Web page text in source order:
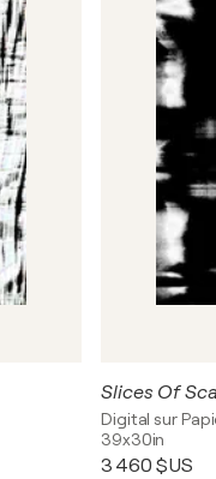
Slices Of
Digital sur
39x30in
3 460 $US